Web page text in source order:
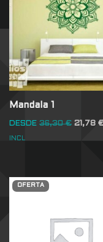
Mandala 1
DESDE 36,30€ 21,78
INCL
OFERTA